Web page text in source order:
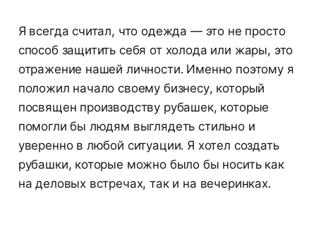
Я всегда считал, что одежда — это не просто
способ защитить себя от холода или жары, это
отражение нашей личности. Именно поэтому я
положил начало своему бизнесу, который
посвящен производству рубашек, которые
помогли бы людям выглядеть стильно и
уверенно в любой ситуации. Я хотел создать
рубашки, которые можно было бы носить как
на деловых встречах, так и на вечеринках.